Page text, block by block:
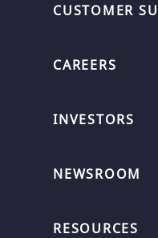
CUSTOMER
CAREERS
INVESTORS
NEWSROOM
RESOURCES